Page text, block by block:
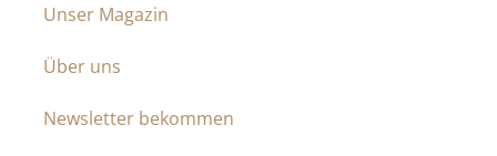
Unser Magazin
Über uns
Newsletter bekommen